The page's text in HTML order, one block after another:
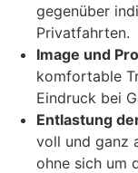
gegenüber
Privatfahrten.
Image und
komfortable
Eindruck bei
Entlastung
voll und ganz
ohne sich um